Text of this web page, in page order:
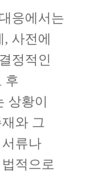
응에서는
사전에
정적인
후
상황이
와 그
류나
적으로